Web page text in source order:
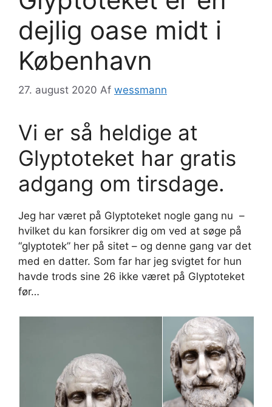
dejlig oase midt i
København
27. august 2020 Af wessmann
Vi er så heldige at
Glyptoteket har gratis
adgang om tirsdage.
Jeg har været på Glyptoteket nogle gang nu –
hvilket du kan forsikrer dig om ved at søge på
“glyptotek” her på sitet – og denne gang var det
med en datter. Som far har jeg svigtet for hun
havde trods sine 26 ikke været på Glyptoteket
før…